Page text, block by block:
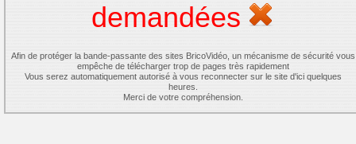
demandées
Afin de protéger la bande-passante des sites BricoVidéo, un mécanisme de sécurité vous
empêche de télécharger trop de pages très rapidement
Vous serez automatiquement autorisé à vous reconnecter sur le site d'ici quelques
heures.
Merci de votre compréhension.